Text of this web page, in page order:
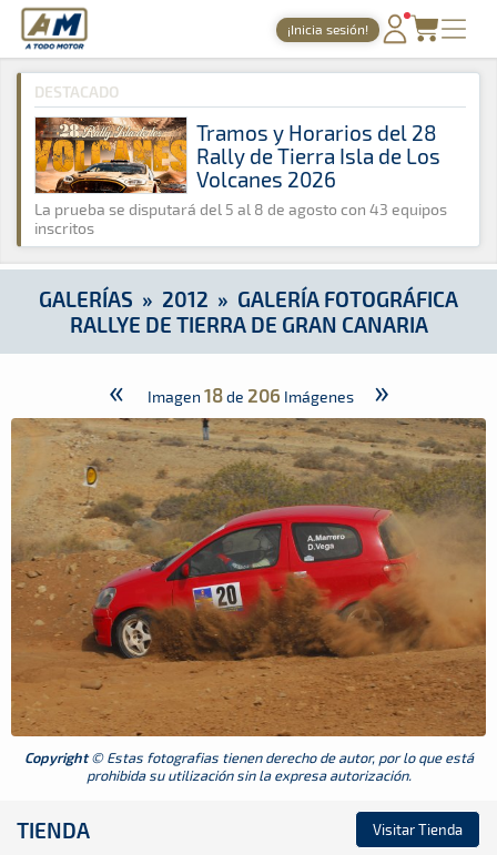
A Todo Motor · Revista del motor desde 1999
¡Inicia sesión!
PORTADA
TIEMPOS ONLINE
NOTICIAS
AGENDA
GALERÍAS
TIENDA
ARCHIVO
A Todo Motor » Galerías » 2012 » Galería Fotográfica Rallye
DESTACADO
Tramos y Horarios del 28
Rally de Tierra Isla de Los
Volcanes 2026
La prueba se disputará del 5 al 8 de agosto con 43 equipos
inscritos
GALERÍAS » 2012 » GALERÍA FOTOGRÁFICA
RALLYE DE TIERRA DE GRAN CANARIA
« Imagen 18de 206 Imágenes »
Copyright© Estas fotografias tienen derecho de autor, por lo que está
prohibida su utilización sin la expresa autorización.
TIENDA Visitar Tienda